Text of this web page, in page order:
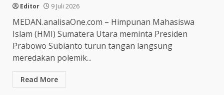
Editor 9 Juli 2026
MEDAN.analisaOne.com – Himpunan Mahasiswa
Islam (HMI) Sumatera Utara meminta Presiden
Prabowo Subianto turun tangan langsung
meredakan polemik...
Read More